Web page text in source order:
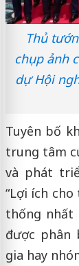
Thủ
chụp ảnh
dự Hội
Tuyên bố
trung tâm
và phát
“Lợi ích
thống nhất
được phân
gia hay